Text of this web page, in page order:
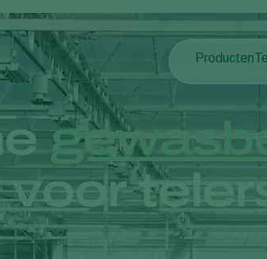
Producten
Weerbaar
Monitoring
voor